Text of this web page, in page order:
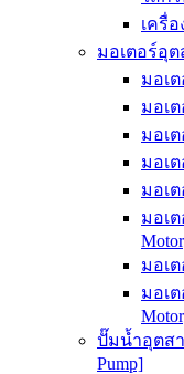
เครื่
มอเตอร์อุต
มอเ
มอเ
มอเ
มอเ
มอเ
มอเ
มอเต
มอเต
ปั๊มน้ำอุตสา
Pump]